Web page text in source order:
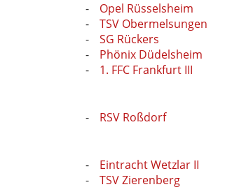
Opel Rüsselsheim
TSV Obermelsungen
SG Rückers
Phönix Düdelsheim
1. FFC Frankfurt III
RSV Roßdorf
Eintracht Wetzlar II
TSV Zierenberg